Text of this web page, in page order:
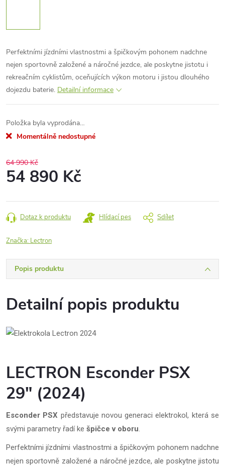
Perfektními jízdními vlastnostmi a špičkovým pohonem nadchne
nejen sportovně založené a náročné jezdce, ale poskytne jistotu i
rekreačním cyklistům, oceňujících výkon motoru i jistou dlouhého
dojezdu baterie. Detailní informace
Položka byla vyprodána…
Momentálně nedostupné
64 990 Kč
54 890 Kč
cena:
Dotaz k produktu Hlídací pes Sdílet
Značka: Lectron
Popis produktu
Detailní popis produktu
LECTRON Esconder PSX
29" (2024)
Esconder PSX představuje novou generaci elektrokol, která se
svými parametry řadí ke špičce v oboru.
Perfektními jízdními vlastnostmi a špičkovým pohonem nadchne
nejen sportovně založené a náročné jezdce, ale poskytne jistotu